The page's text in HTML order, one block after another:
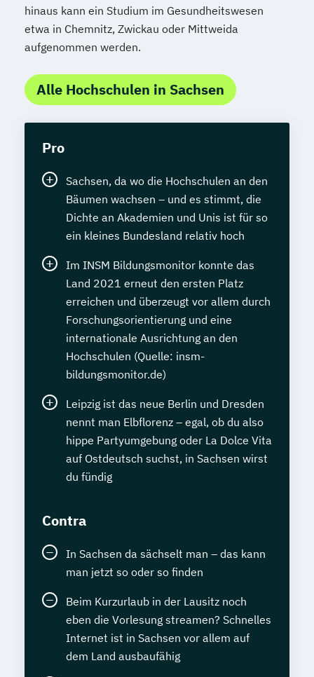
hinaus kann ein Studium im Gesundheitswesen
etwa in Chemnitz, Zwickau oder Mittweida
aufgenommen werden.
Alle Hochschulen in Sachsen
Pro
Sachsen, da wo die Hochschulen an den
Bäumen wachsen – und es stimmt, die
Dichte an Akademien und Unis ist für so
ein kleines Bundesland relativ hoch
Im INSM Bildungsmonitor konnte das
Land 2021 erneut den ersten Platz
erreichen und überzeugt vor allem durch
Forschungsorientierung und eine
internationale Ausrichtung an den
Hochschulen (Quelle: insm-
bildungsmonitor.de)
Leipzig ist das neue Berlin und Dresden
nennt man Elbflorenz – egal, ob du also
hippe Partyumgebung oder La Dolce Vita
auf Ostdeutsch suchst, in Sachsen wirst
du fündig
Contra
In Sachsen da sächselt man – das kann
man jetzt so oder so finden
Beim Kurzurlaub in der Lausitz noch
eben die Vorlesung streamen? Schnelles
Internet ist in Sachsen vor allem auf
dem Land ausbaufähig